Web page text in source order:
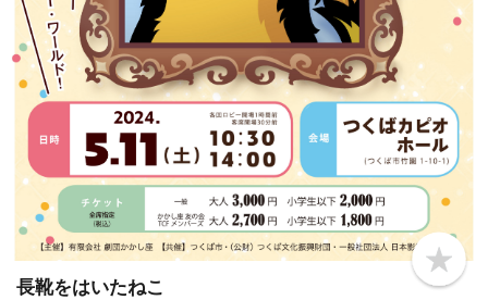
b
o
長靴をはいたねこ